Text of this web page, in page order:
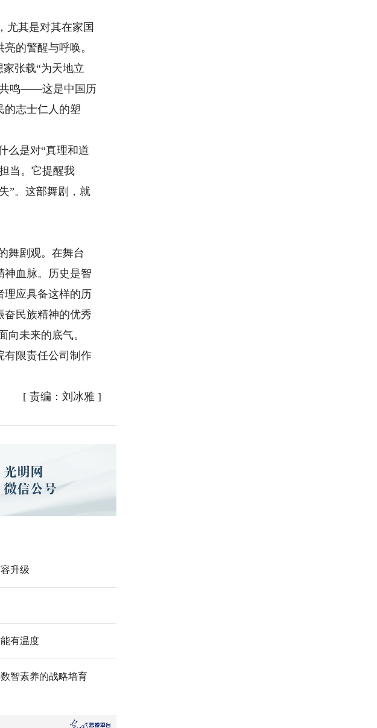
其是对其在家国
的警醒与呼唤。
张载“为天地立
共鸣——这是中国历
的志士仁人的塑
么是对“真理和道
当。它提醒我
”。这部舞剧，就
舞剧观。在舞台
神血脉。历史是智
理应具备这样的历
奋民族精神的优秀
向未来的底气。
限责任公司制作
[ 责编：刘冰雅 ]
升级
有温度
智素养的战略培育